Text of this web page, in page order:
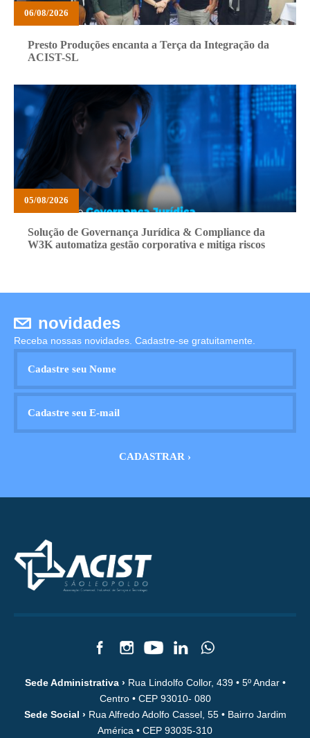
06/08/2026
Presto Produções encanta a Terça da Integração da
ACIST-SL
05/08/2026
Solução de Governança Jurídica & Compliance da
W3K automatiza gestão corporativa e mitiga riscos
novidades
Receba nossas novidades. Cadastre-se gratuitamente.
Sede Administrativa › Rua Lindolfo Collor, 439 • 5º Andar •
Centro • CEP 93010- 080
Sede Social › Rua Alfredo Adolfo Cassel, 55 • Bairro Jardim
América • CEP 93035-310